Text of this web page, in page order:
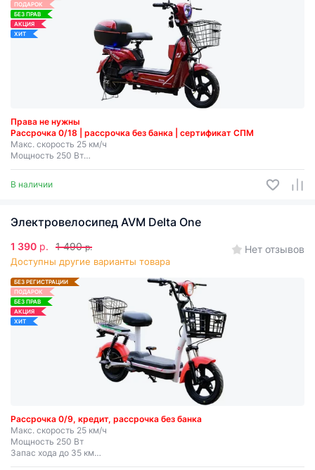
ПОДАРОК
БЕЗ ПРАВ
АКЦИЯ
ХИТ
Права не нужны
Рассрочка 0/18 | рассрочка без банка | сертификат СПМ
Макс. скорость 25 км/ч
Мощность 250 Вт
Запас хода до 35-40 км
В наличии
Электровелосипед AVM Delta One
1 390 р. 1 490 р.
Доступны другие варианты товара
Нет отзывов
БЕЗ РЕГИСТРАЦИИ
ПОДАРОК
БЕЗ ПРАВ
АКЦИЯ
ХИТ
Рассрочка 0/9, кредит, рассрочка без банка
Макс. скорость 25 км/ч
Мощность 250 Вт
Запас хода до 35 км
Несъемная батарея